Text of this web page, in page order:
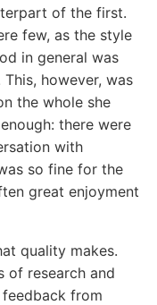
of the first.
few, as the style
in general was
This, however, was
the whole she
there were
with
so fine for the
great enjoyment
quality makes.
of research and
from